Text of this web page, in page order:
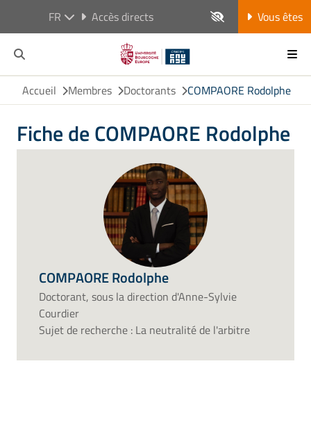
FR Accès directs Vous êtes
Accueil Membres Doctorants COMPAORE Rodolphe
Fiche de COMPAORE Rodolphe
COMPAORE Rodolphe
Doctorant, sous la direction d'Anne-Sylvie
Courdier
Sujet de recherche : La neutralité de l'arbitre